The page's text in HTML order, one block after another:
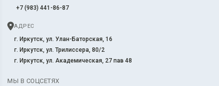
+7 (983) 441-86-87
АДРЕС
г. Иркутск, ул. Улан-Баторская, 16
г. Иркутск, ул. Трилиссера, 80/2
г. Иркутск, ул. Академическая, 27 пав 48
МЫ В СОЦСЕТЯХ